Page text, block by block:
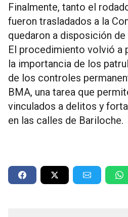
Finalmente, tanto el
fueron trasladados a la
quedaron a disposición
El procedimiento volvió a
la importancia de los
de los controles
BMA, una tarea que
vinculados a delitos y
en las calles de Bariloche.